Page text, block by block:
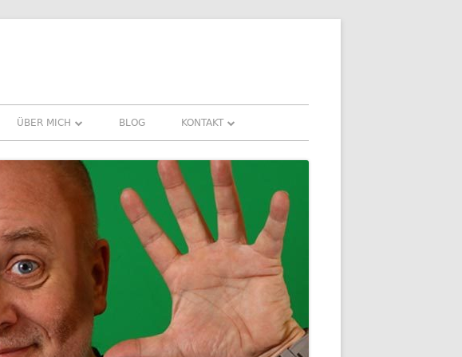
ÜBER MICH
REFERENZEN ERFAHRUNGEN UND
NEWSLETTER
BLOG KONTAKT
DOWNLOADS
FAQ
DATENSCHUTZ
IMPRESSUM